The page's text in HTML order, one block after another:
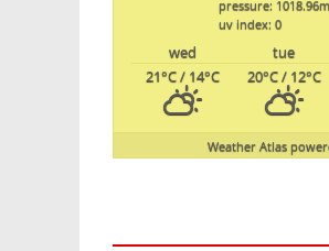
pressure: 1018.96
uv index: 0
tue
wed
20°C/ 12°C
21°C/ 14°C
Weather Atlas